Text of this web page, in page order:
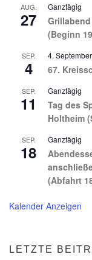
AUG.
27
Ganztägig
(Beginn
SEP.
4
4.
67.
SEP.
11
Ganztägig
Tag des
Holtheim
SEP.
18
Ganztägig
(Abfahrt
Kalender Anzeigen
LETZTE